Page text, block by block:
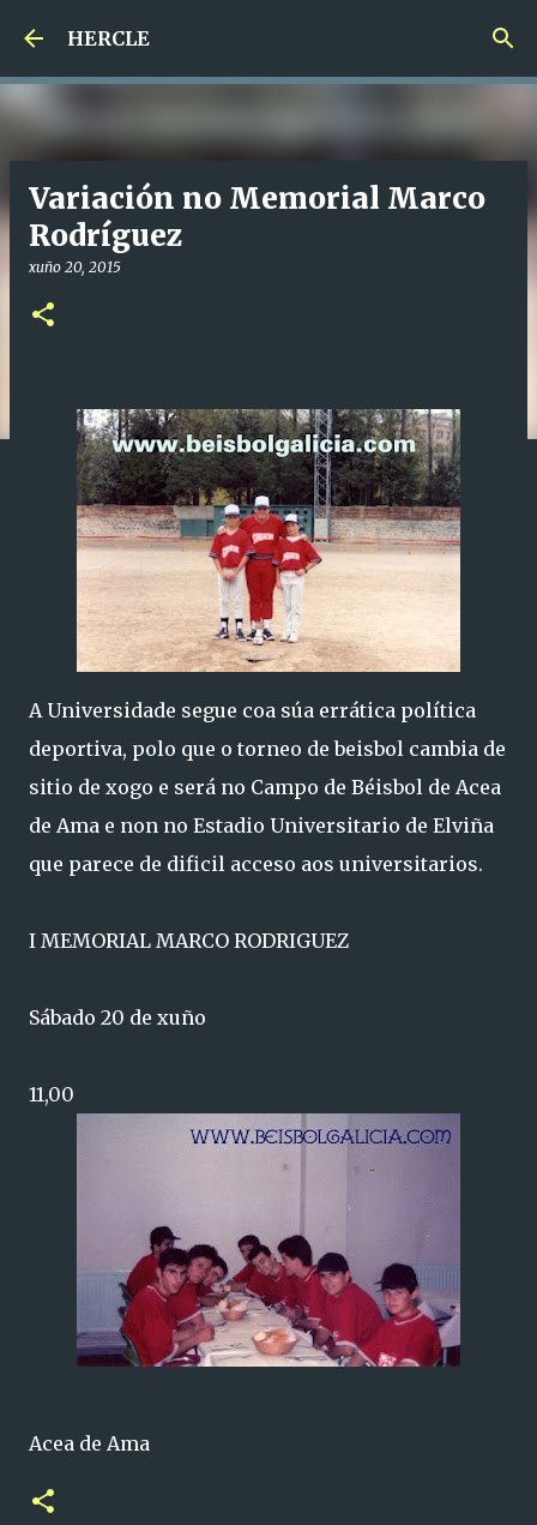
HERCLE
Variación no Memorial Marco
Rodríguez
xuño 20, 2015
A Universidade segue coa súa errática política
deportiva, polo que o torneo de beisbol cambia de
sitio de xogo e será no Campo de Béisbol de Acea
de Ama e non no Estadio Universitario de Elviña
que parece de dificil acceso aos universitarios.
I MEMORIAL MARCO RODRIGUEZ
Sábado 20 de xuño
11,00
Acea de Ama